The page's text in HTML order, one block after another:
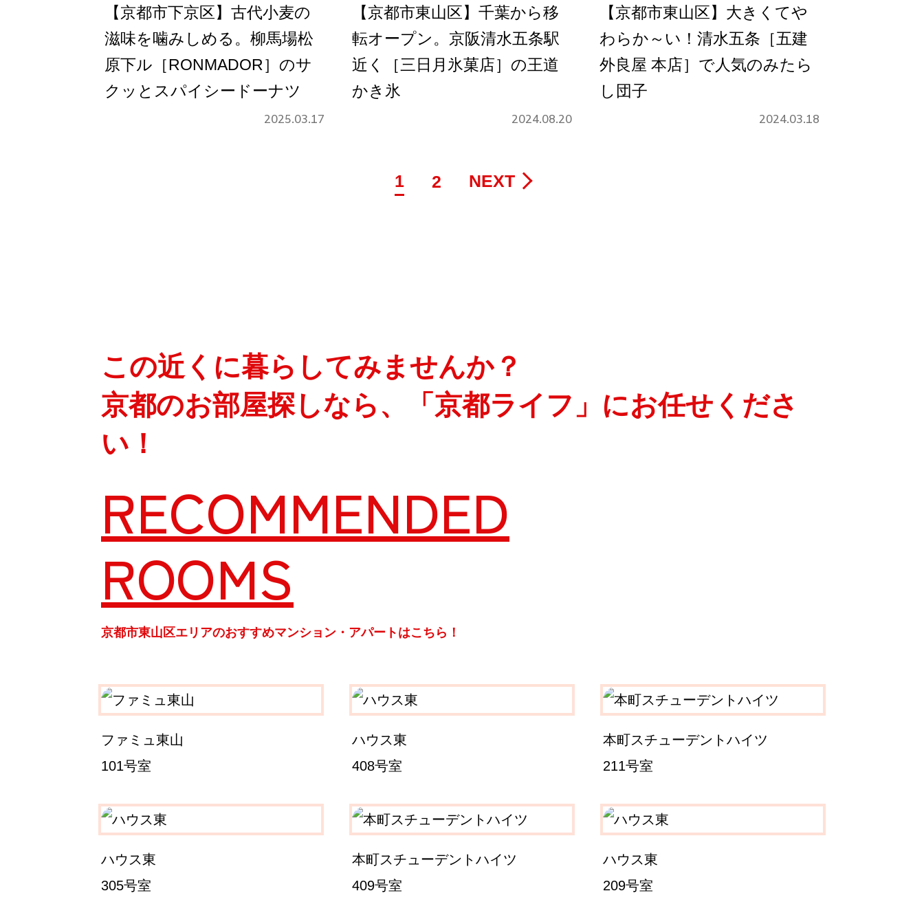
【京都市下京区】古代小麦の
滋味を噛みしめる。柳馬場松
原下ル［RONMADOR］のサ
クッとスパイシードーナツ
2025.03.17
【京都市東山区】千葉から移
転オープン。京阪清水五条駅
近く［三日月氷菓店］の王道
かき氷
2024.08.20
【京都市東山区】大きくてや
わらか～い！清水五条［五建
外良屋 本店］で人気のみたら
し団子
2024.03.18
1 2 NEXT
この近くに暮らしてみませんか？
京都のお部屋探しなら、「京都ライフ」にお任せくださ
い！
RECOMMENDED
ROOMS
京都市東山区エリアのおすすめマンション・アパートはこちら！
ファミュ東山
101号室
ハウス東
408号室
本町スチューデントハイツ
211号室
ハウス東
305号室
本町スチューデントハイツ
409号室
ハウス東
209号室